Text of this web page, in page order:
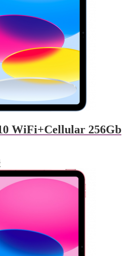
WiFi+Cellular 256Gb